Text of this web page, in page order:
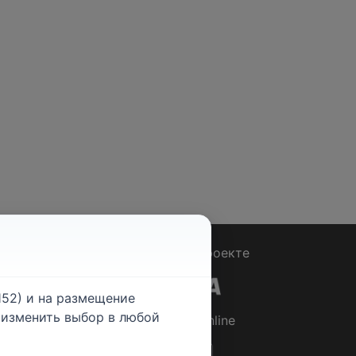
О проекте
© 2026Rabotniki.online
и на размещение
выбор в любой